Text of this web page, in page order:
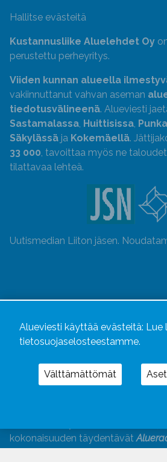
Hallitse evästeitä
Kustannusliike Aluelehdet Oy
perustettu perheyritys.
Viiden kunnan alueella
vakiinnuttanut vahvan aseman
tiedotusvälineenä. Alueviesti
Sastamalassa, Huittisissa,
Säkylässä ja Kokemäellä.
33 000, tavoittaa myös ne
tilattavaa lehteä.
Uutismedian Liiton jäsen.
kokonaisuuden täydentävät
Alueviesti käyttää evästeitä: Lue
tietosuojaselosteestamme.
Välttämättömät